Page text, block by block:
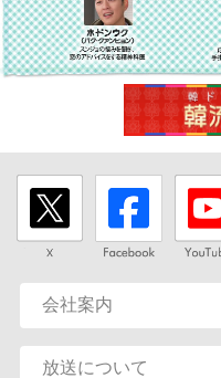
会社案内
放送について